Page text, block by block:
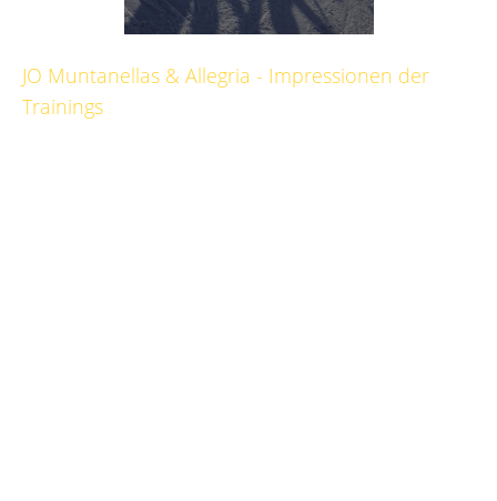
JO Muntanellas & Allegria - Impressionen der
Trainings